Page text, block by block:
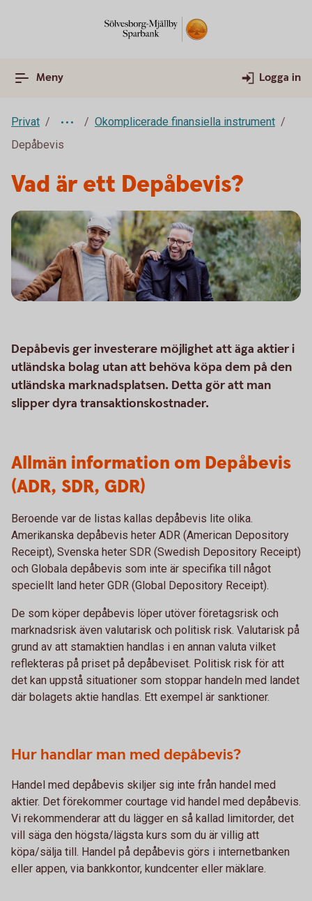
Meny Logga in
Privat
Okomplicerade finansiella instrument
Depåbevis
Vad är ett Depåbevis?
Depåbevis ger investerare möjlighet att äga aktier i
utländska bolag utan att behöva köpa dem på den
utländska marknadsplatsen. Detta gör att man
slipper dyra transaktionskostnader.
Allmän information om Depåbevis
(ADR, SDR, GDR)
Beroende var de listas kallas depåbevis lite olika.
Amerikanska depåbevis heter ADR (American Depository
Receipt), Svenska heter SDR (Swedish Depository Receipt)
och Globala depåbevis som inte är specifika till något
speciellt land heter GDR (Global Depository Receipt).
De som köper depåbevis löper utöver företagsrisk och
marknadsrisk även valutarisk och politisk risk. Valutarisk på
grund av att stamaktien handlas i en annan valuta vilket
reflekteras på priset på depåbeviset. Politisk risk för att
det kan uppstå situationer som stoppar handeln med landet
där bolagets aktie handlas. Ett exempel är sanktioner.
Hur handlar man med depåbevis?
Handel med depåbevis skiljer sig inte från handel med
aktier. Det förekommer courtage vid handel med depåbevis.
Vi rekommenderar att du lägger en så kallad limitorder, det
vill säga den högsta/lägsta kurs som du är villig att
köpa/sälja till. Handel på depåbevis görs i internetbanken
eller appen, via bankkontor, kundcenter eller mäklare.